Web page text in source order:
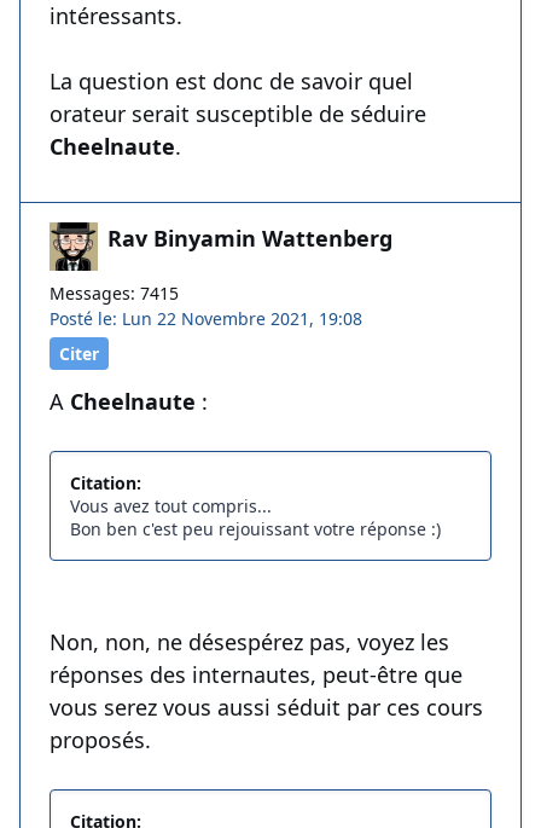
intéressants.
La question est donc de savoir quel
orateur serait susceptible de séduire
Cheelnaute.
Rav Binyamin Wattenberg
Messages: 7415
Posté le: Lun 22 Novembre 2021, 19:08
Citer
A Cheelnaute :
Citation:
Vous avez tout compris...
Bon ben c'est peu rejouissant votre réponse :)
Non, non, ne désespérez pas, voyez les
réponses des internautes, peut-être que
vous serez vous aussi séduit par ces cours
proposés.
Citation: